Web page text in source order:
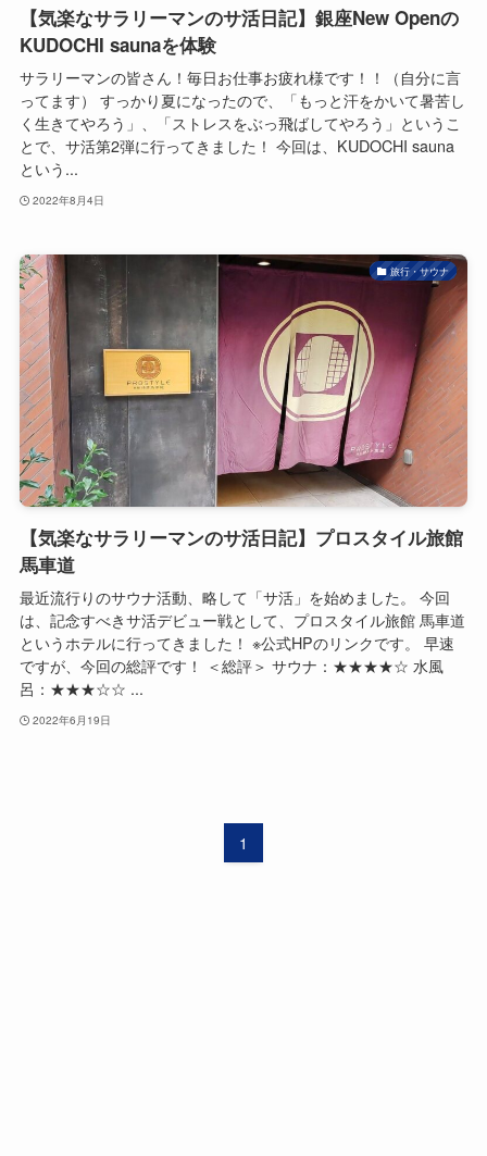
【気楽なサラリーマンのサ活日記】銀座New Openの
KUDOCHI saunaを体験
サラリーマンの皆さん！毎日お仕事お疲れ様です！！（自分に言
ってます） すっかり夏になったので、「もっと汗をかいて暑苦し
く生きてやろう」、「ストレスをぶっ飛ばしてやろう」というこ
とで、サ活第2弾に行ってきました！ 今回は、KUDOCHI sauna
という...
2022年8月4日
旅行・サウナ
【気楽なサラリーマンのサ活日記】プロスタイル旅館
馬車道
最近流行りのサウナ活動、略して「サ活」を始めました。 今回
は、記念すべきサ活デビュー戦として、プロスタイル旅館 馬車道
というホテルに行ってきました！ ※公式HPのリンクです。 早速
ですが、今回の総評です！ ＜総評＞ サウナ：★★★★☆ 水風
呂：★★★☆☆ ...
2022年6月19日
1